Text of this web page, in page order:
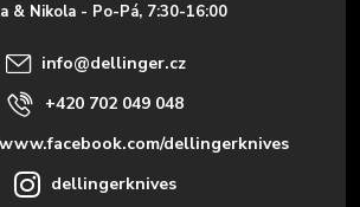
& Nikola - Po-Pá, 7:30-16:00
info@dellinger.cz
+420 702 049 048
dellingerknives
dellingerknives